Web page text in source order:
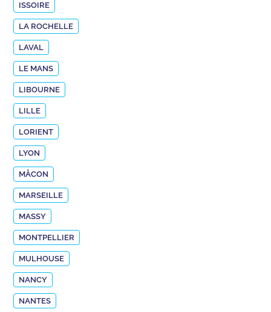
ISSOIRE
LA ROCHELLE
LAVAL
LE MANS
LIBOURNE
LILLE
LORIENT
LYON
MÂCON
MARSEILLE
MASSY
MONTPELLIER
MULHOUSE
NANCY
NANTES